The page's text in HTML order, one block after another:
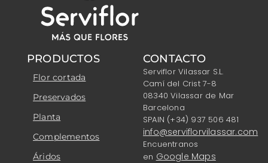
PRODUCTOS
Flor cortada
Preservados
Planta
Complementos
Áridos
CONTACTO
Serviflor Vilassar S.L.
Camí del Crist 7-8
08340 Vilassar de Mar
Barcelona
SPAIN (+34) 937 506 481
info@serviflorvilassar.com
Encuentranos
en Google Maps